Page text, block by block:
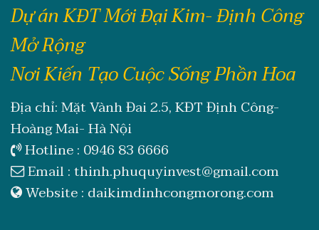
Dự án KĐT Mới Đại Kim- Định Công
Mở Rộng
Nơi Kiến Tạo Cuộc Sống Phồn Hoa
Địa chỉ: Mặt Vành Đai 2.5, KĐT Định Công-
Hoàng Mai- Hà Nội
Hotline : 0946 83 6666
Email :thinh.phuquyinvest@gmail.com
Website : daikimdinhcongmorong.com